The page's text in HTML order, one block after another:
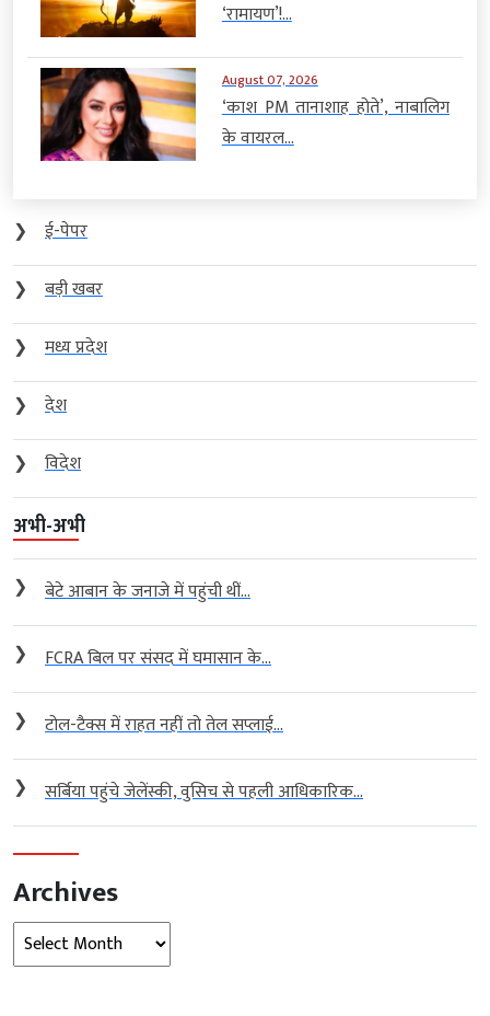
‘रामायण’!...
August 07, 2026
‘काश PM तानाशाह होते’, नाबालिग
के वायरल...
❯
ई-पेपर
❯
बड़ी खबर
❯
मध्य प्रदेश
❯
देश
❯
विदेश
अभी-अभी
❯ बेटे आबान के जनाजे में पहुंची थीं...
❯ FCRA बिल पर संसद में घमासान के...
❯ टोल-टैक्स में राहत नहीं तो तेल सप्लाई...
❯ सर्बिया पहुंचे जेलेंस्की, वुसिच से पहली आधिकारिक...
Archives
Archives